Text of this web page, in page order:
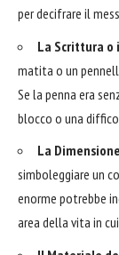
per decifrare il
La Scrittura o
matita o un
Se la penna era
blocco o una
La
simboleggiare un
enorme potrebbe
area della vita in